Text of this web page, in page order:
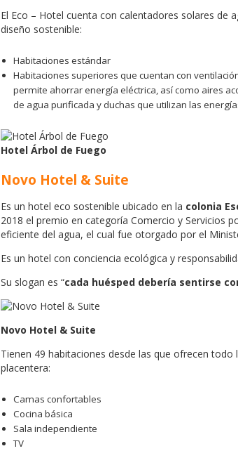
El Eco – Hotel cuenta con calentadores solares de
diseño sostenible:
Habitaciones estándar
Habitaciones superiores que cuentan con
permite ahorrar energía eléctrica, así como aires
de agua purificada y duchas que utilizan las
Hotel Árbol de Fuego
Novo Hotel & Suite
Es un hotel eco sostenible ubicado en la colonia
2018 el premio en categoría Comercio y Servicios
eficiente del agua, el cual fue otorgado por el
Es un hotel con conciencia ecológica y
Su slogan es “cada huésped debería sentirse
Novo Hotel & Suite
Tienen 49 habitaciones desde las que ofrecen
placentera:
Camas confortables
Cocina básica
Sala independiente
TV